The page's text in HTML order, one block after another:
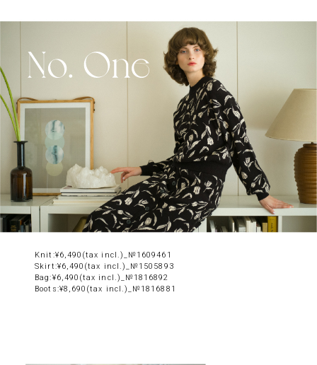
Knit:¥6,490(tax incl.)_№1609461
Skirt:¥6,490(tax incl.)_№1505893
Bag:¥6,490(tax incl.)_№1816892
Boots:¥8,690(tax incl.)_№1816881